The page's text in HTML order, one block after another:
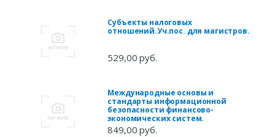
Субъекты налоговых
отношений.Уч.пос. для магистров.
529,00 руб.
Международные основы и
стандарты информационной
безопасности финансово-
экономических систем.
849,00 руб.